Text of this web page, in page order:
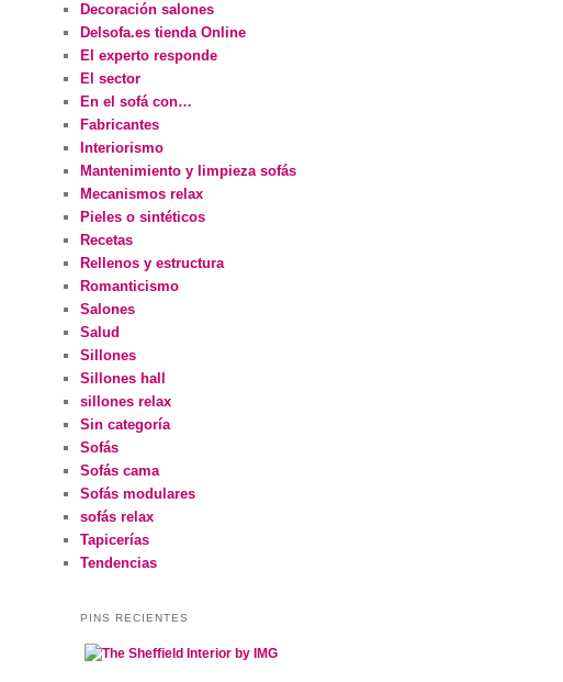
Decoración salones
Delsofa.es tienda Online
El experto responde
El sector
En el sofá con…
Fabricantes
Interiorismo
Mantenimiento y limpieza sofás
Mecanismos relax
Pieles o sintéticos
Recetas
Rellenos y estructura
Romanticismo
Salones
Salud
Sillones
Sillones hall
sillones relax
Sin categoría
Sofás
Sofás cama
Sofás modulares
sofás relax
Tapicerías
Tendencias
PINS RECIENTES